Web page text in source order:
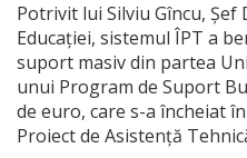
Potrivit lui Silviu Gîncu,
Educației, sistemul ÎPT a
suport masiv din partea
unui Program de Suport
de euro, care s-a încheiat
Proiect de Asistență